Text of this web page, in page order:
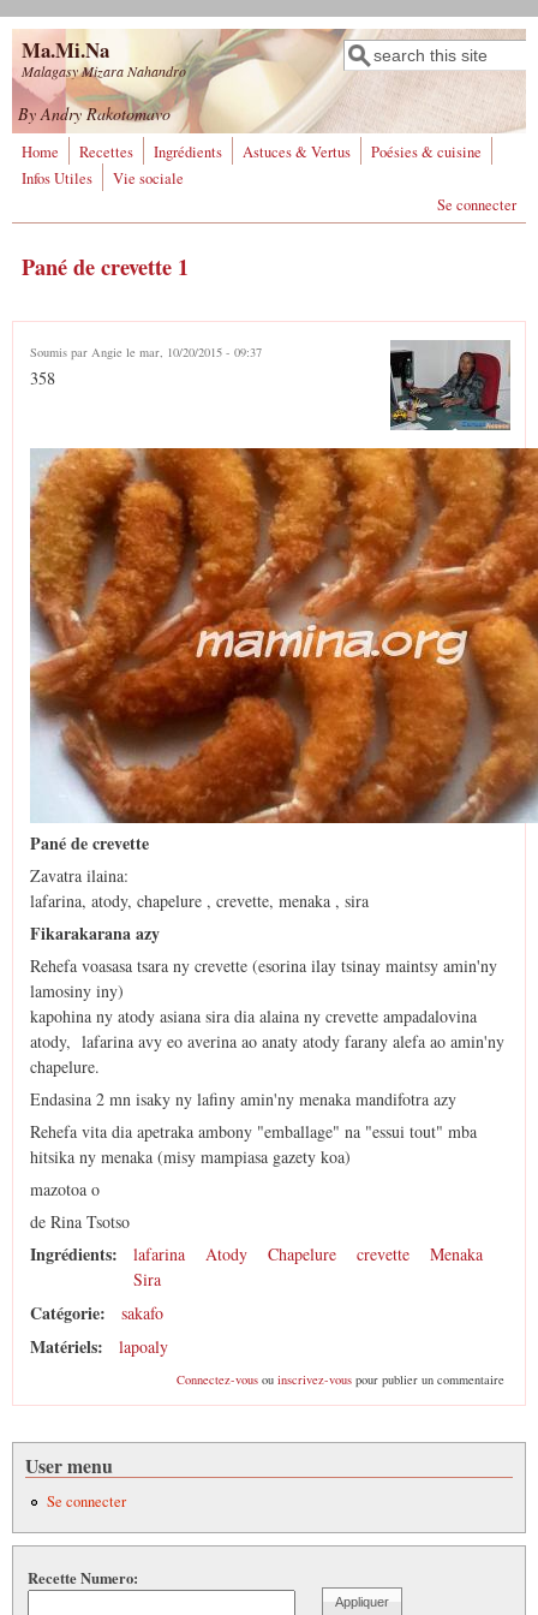
Aller au contenu principal
Ma.Mi.Na
Malagasy Mizara Nahandro
Formulaire de
recherche
Rechercher
By Andry Rakotomavo
Home Recettes Ingrédients Astuces & Vertus
Poésies & cuisine
Infos Utiles
Vie sociale
Se connecter
Pané de crevette 1
Soumis par Angie le mar, 10/20/2015 - 09:37
358
Pané de crevette
Zavatra ilaina:
lafarina, atody, chapelure , crevette, menaka , sira
Fikarakarana azy
Rehefa voasasa tsara ny crevette (esorina ilay tsinay maintsy amin'ny
lamosiny iny)
kapohina ny atody asiana sira dia alaina ny crevette ampadalovina
atody, lafarina avy eo averina ao anaty atody farany alefa ao amin'ny
chapelure.
Endasina 2 mn isaky ny lafiny amin'ny menaka mandifotra azy
Rehefa vita dia apetraka ambony "emballage" na "essui tout" mba
hitsika ny menaka (misy mampiasa gazety koa)
mazotoa o
de Rina Tsotso
Ingrédients: lafarina Atody Chapelure crevette
Menaka
Sira
Catégorie: sakafo
Matériels: lapoaly
Connectez-vousou inscrivez-vouspour publier un commentaire
User menu
Se connecter
Recette Numero: